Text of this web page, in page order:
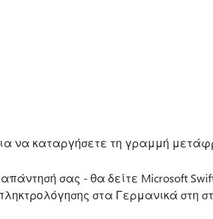
να καταργήσετε τη γραμμή
σας - θα δείτε Microsoft
στα Γερμανικά στη